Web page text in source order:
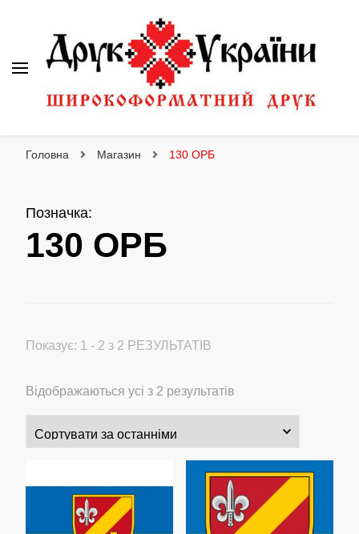
Головна Магазин 130 ОРБ
Позначка:
130 ОРБ
Показує: 1 - 2 з 2 РЕЗУЛЬТАТІВ
Відображаються усі з 2 результатів
за
останнім